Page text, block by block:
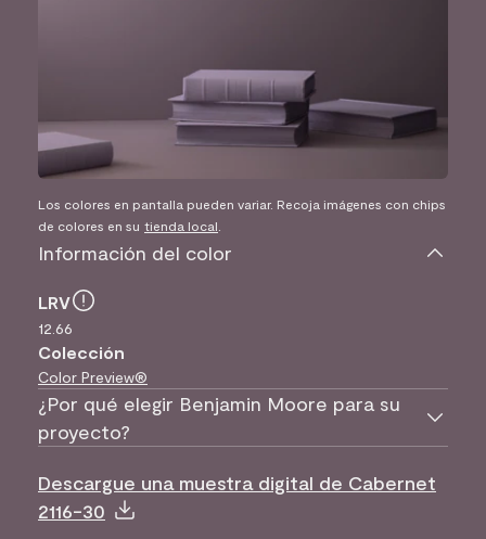
Los colores en pantalla pueden variar. Recoja imágenes con chips
de colores en su tienda local
Información del color
LRV
12.66
Colección
Color Preview®
¿Por qué elegir Benjamin Moore para su
proyecto?
Descargue una muestra digital de Cabernet
2116-30